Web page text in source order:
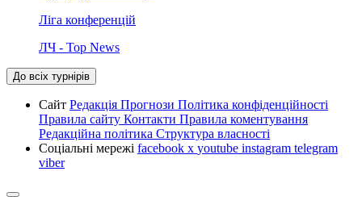
Ліга конференцій
ЛЧ - Top News
До всіх турнірів
Сайт Редакція Прогнози Політика конфіденційності
Правила сайту Контакти Правила коментування
Редакційна політика Структура власності
Соціальні мережі facebook x youtube instagram telegram
viber